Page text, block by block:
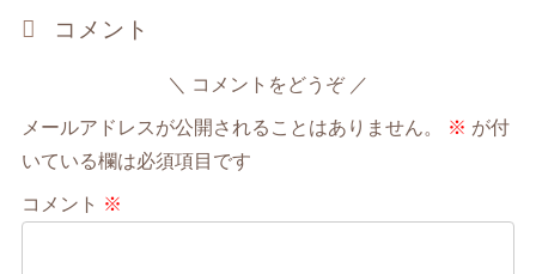
コメント
コメントをどうぞ
メールアドレスが公開されることはありません。 ※ が付
いている欄は必須項目です
コメント ※